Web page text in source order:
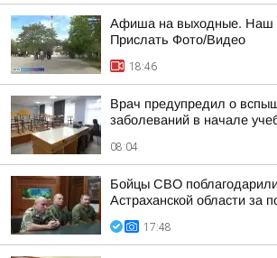
Афиша на выходные. Наш
Прислать Фото/Видео
18:46
Врач предупредил о
заболеваний в начале
08:04
Бойцы СВО поблагодарили
Астраханской области за
17:48